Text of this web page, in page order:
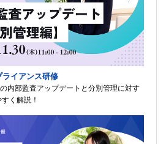
ライアンス研修
内部監査アップデートと分別管理に対す
く解説！